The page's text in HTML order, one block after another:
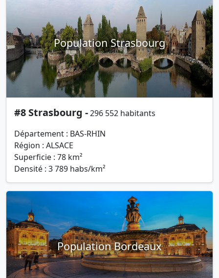
Population Strasbourg
#8 Strasbourg -296 552 habitants
Département : BAS-RHIN
Région : ALSACE
Superficie : 78 km²
Densité : 3 789 habs/km²
Population Bordeaux